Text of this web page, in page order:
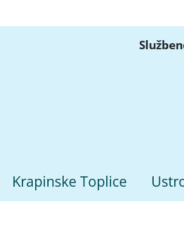
Krapinske Toplice